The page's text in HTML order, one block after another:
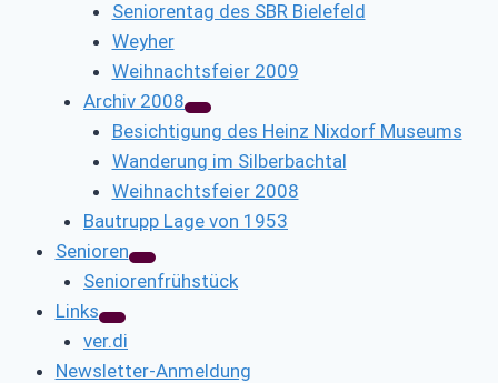
Seniorentag des SBR Bielefeld
Weyher
Weihnachtsfeier 2009
Archiv 2008
Besichtigung des Heinz Nixdorf Museums
Wanderung im Silberbachtal
Weihnachtsfeier 2008
Bautrupp Lage von 1953
Senioren
Seniorenfrühstück
Links
ver.di
Newsletter-Anmeldung